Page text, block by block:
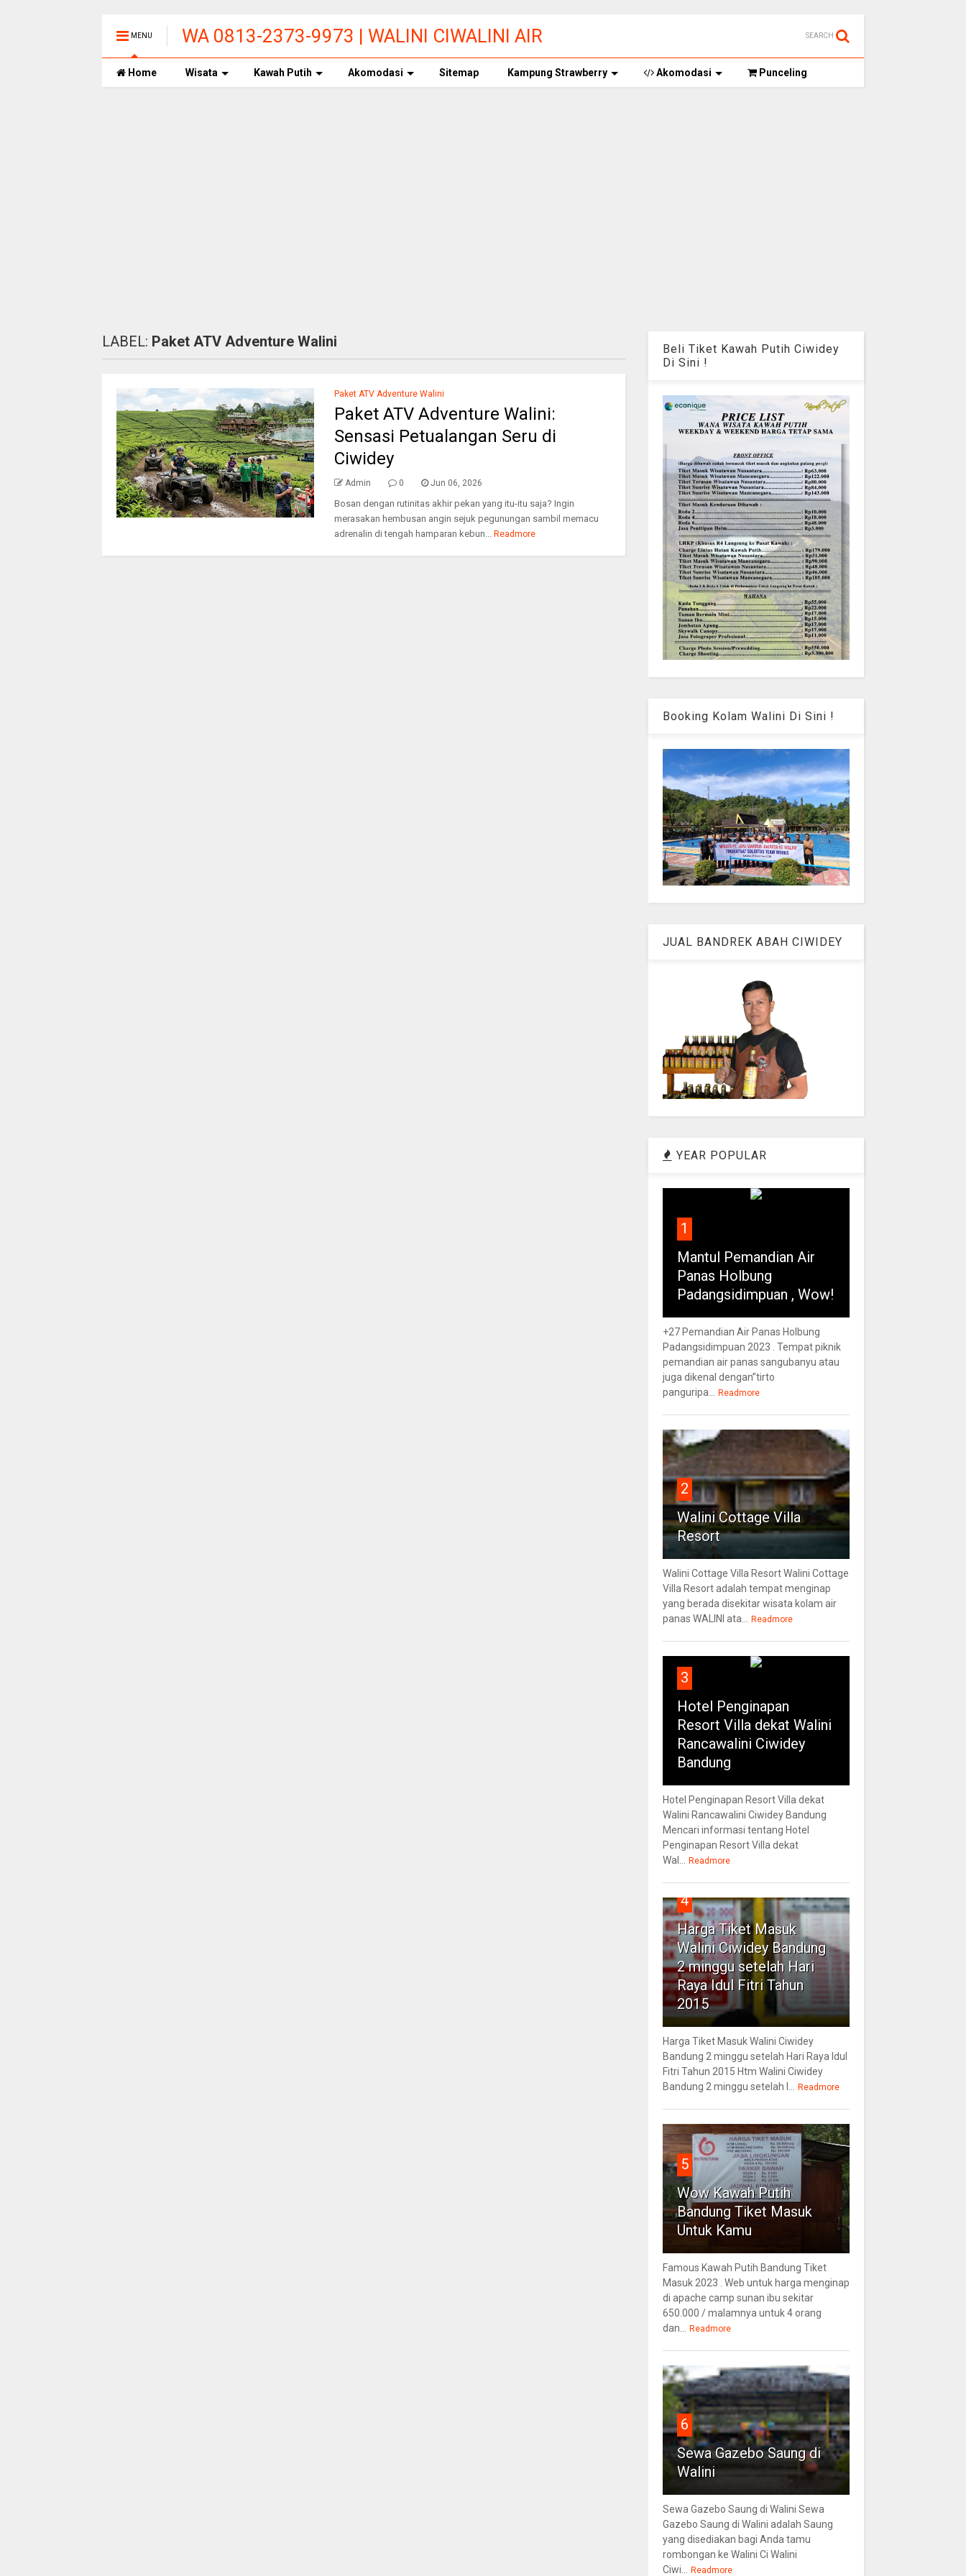
MENU
WA 0813-2373-9973 | WALINI CIWALINI AIR
PANAS ALAMI TERBERSIH CIWIDEY
BANDUNG
SEARCH
Home Wisata Kawah Putih Akomodasi Sitemap Kampung Strawberry Akomodasi Punceling
LABEL: Paket ATV Adventure Walini
Paket ATV Adventure Walini
Paket ATV Adventure Walini:
Sensasi Petualangan Seru di
Ciwidey
Admin 0 Jun 06, 2026
Bosan dengan rutinitas akhir pekan yang itu-itu saja? Ingin
merasakan hembusan angin sejuk pegunungan sambil memacu
adrenalin di tengah hamparan kebun... Readmore
Beli Tiket Kawah Putih Ciwidey
Di Sini !
Booking Kolam Walini Di Sini !
JUAL BANDREK ABAH CIWIDEY
YEAR POPULAR
1
Mantul Pemandian Air
Panas Holbung
Padangsidimpuan , Wow!
+27 Pemandian Air Panas Holbung
Padangsidimpuan 2023 . Tempat piknik
pemandian air panas sangubanyu atau
juga dikenal dengan”tirto
panguripa... Readmore
2
Walini Cottage Villa
Resort
Walini Cottage Villa Resort Walini Cottage
Villa Resort adalah tempat menginap
yang berada disekitar wisata kolam air
panas WALINI ata... Readmore
3
Hotel Penginapan
Resort Villa dekat Walini
Rancawalini Ciwidey
Bandung
Hotel Penginapan Resort Villa dekat
Walini Rancawalini Ciwidey Bandung
Mencari informasi tentang Hotel
Penginapan Resort Villa dekat
Wal... Readmore
4
Harga Tiket Masuk
Walini Ciwidey Bandung
2 minggu setelah Hari
Raya Idul Fitri Tahun
2015
Harga Tiket Masuk Walini Ciwidey
Bandung 2 minggu setelah Hari Raya Idul
Fitri Tahun 2015 Htm Walini Ciwidey
Bandung 2 minggu setelah l... Readmore
5
Wow Kawah Putih
Bandung Tiket Masuk
Untuk Kamu
Famous Kawah Putih Bandung Tiket
Masuk 2023 . Web untuk harga menginap
di apache camp sunan ibu sekitar
650.000 / malamnya untuk 4 orang
dan... Readmore
6
Sewa Gazebo Saung di
Walini
Sewa Gazebo Saung di Walini Sewa
Gazebo Saung di Walini adalah Saung
yang disediakan bagi Anda tamu
rombongan ke Walini Ci Walini
Ciwi... Readmore